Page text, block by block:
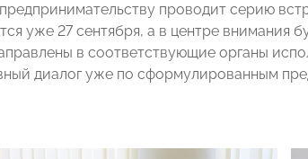
проводит серию
уже 27 сентября, а в центре внимания
в соответствующие органы
диалог уже по сформулированным